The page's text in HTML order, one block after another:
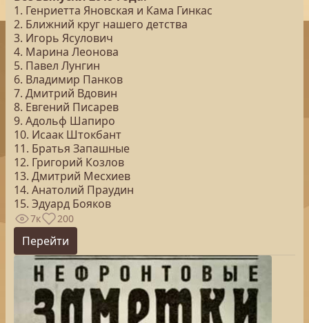
1. Генриетта Яновская и Кама Гинкас
2. Ближний круг нашего детства
3. Игорь Ясулович
4. Марина Леонова
5. Павел Лунгин
6. Владимир Панков
7. Дмитрий Вдовин
8. Евгений Писарев
9. Адольф Шапиро
10. Исаак Штокбант
11. Братья Запашные
12. Григорий Козлов
13. Дмитрий Месхиев
14. Анатолий Праудин
15. Эдуард Бояков
7к 200
Перейти